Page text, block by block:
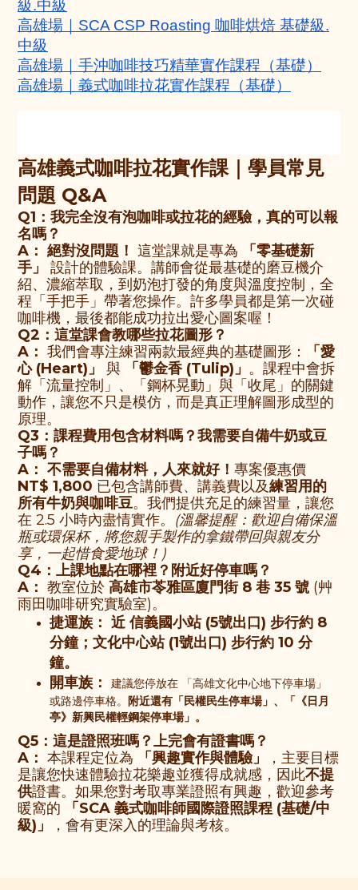
級.中級
高雄場｜SCA CSP Roasting 咖啡烘焙 基礎級.
中級
高雄場｜手沖咖啡技巧精華實作課程（基礎）
高雄場｜義式咖啡拉花實作課程（基礎）
高雄義式咖啡拉花實作課｜學員常見
問題 Q&A
Q1：我完全沒有泡咖啡或拉花的經驗，真的可以報
名嗎？
A： 絕對沒問題！ 這堂課就是專為
「零基礎新
手」
設計的體驗課。講師會從最基礎的磨豆機介
紹、濃縮萃取，到奶泡打發的角度與溫度控制，全
程「手把手」帶著您操作。許多學員都是第一次碰
咖啡機，最後都能成功拉出愛心圖案喔！
Q2：這堂課會教哪些拉花圖形？
A： 我們會專注練習兩款最經典的基礎圖形：
「愛
心 (Heart)」
與 「鬱金香 (Tulip)」 。課程中會拆
解「流量控制」、「鋼杯晃動」與「收尾」的關鍵
動作，讓您不只是模仿，而是真正理解圖形成型的
原理。
Q3：課程費用包含材料嗎？我需要自備牛奶或豆
子嗎？
A： 不需要自備材料，人來就好！ 專案優惠價
NT$ 1,800 已包含講師費、講義費以及練習用的
所有牛奶與咖啡豆。我們提供充足的練習量，讓您
在 2.5 小時內盡情實作。 (溫馨提醒：歡迎自備保溫
瓶或環保杯，將您親手製作的拿鐵帶回與親友分
享，一起惜食愛地球！)
Q4：上課地點在哪裡？附近好停車嗎？
A： 教室位於 高雄市苓雅區廈門街 8 巷 35 號 (艸
雨田咖啡研究實驗室)。
捷運族： 近信義國小站 (5號出口) 步行約 8
分鐘； 文化中心站 (1號出口) 步行約 10 分
鐘。
開車族：
建議您停放在 「高雄文化中心地下停車場」
或路邊停車格。 附近還有「民權民生停車場」、「《日月
亭》新興民權輕鋼架停車場」。
Q5：這是證照班嗎？上完會有證書嗎？
A： 本課程定位為 「興趣實作與體驗」
，主要目標
是讓您快速體驗拉花樂趣並獲得成就感，因此不提
供證書。如果您對考取專業證照有興趣，歡迎參考
暖窩的
「SCA 義式咖啡師國際證照課程 (基礎/中
級)」
，會有更深入的理論與考核。